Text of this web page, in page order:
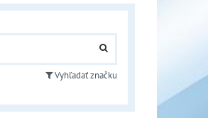
Vyhľadať značku